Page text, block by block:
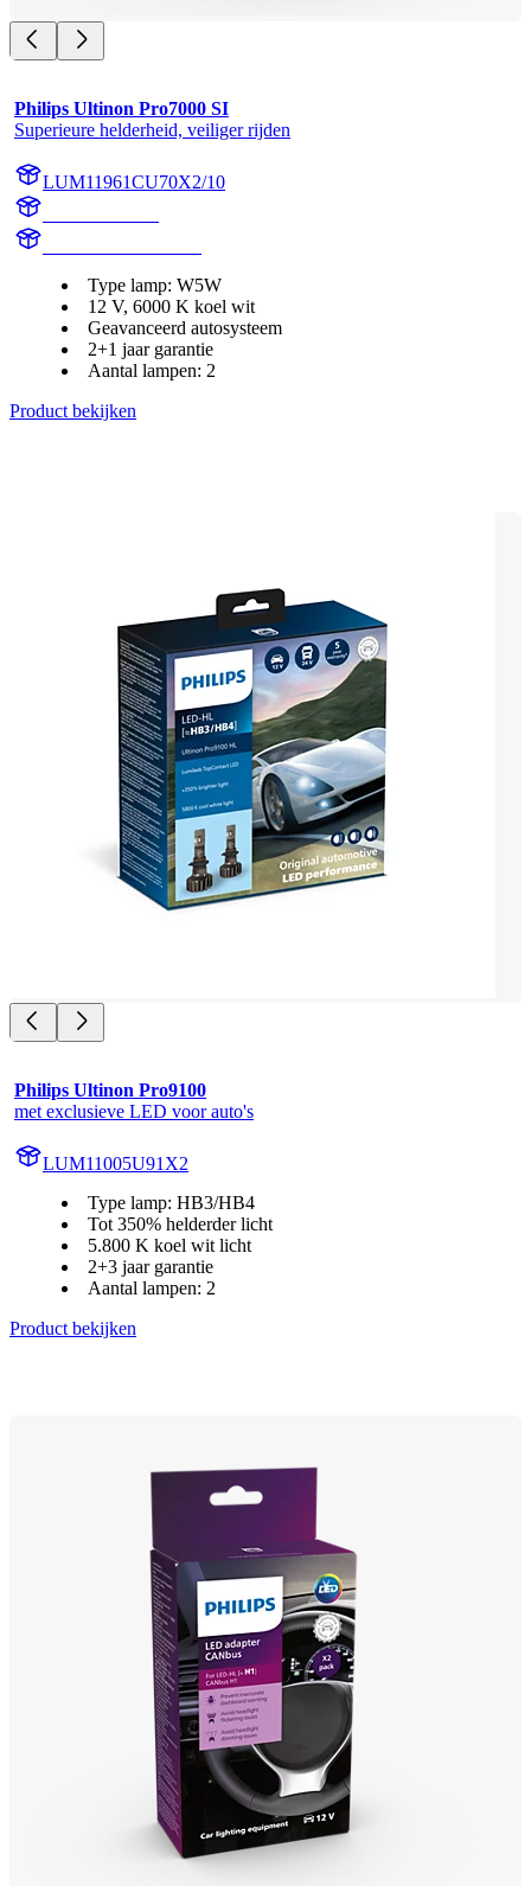
Philips Ultinon Pro7000 SI
Superieure helderheid, veiliger rijden
LUM11961CU70X2/10
Type lamp: W5W
12 V, 6000 K koel wit
Geavanceerd autosysteem
2+1 jaar garantie
Aantal lampen: 2
Product bekijken
Philips Ultinon Pro9100
met exclusieve LED voor auto's
LUM11005U91X2
Type lamp: HB3/HB4
Tot 350% helderder licht
5.800 K koel wit licht
2+3 jaar garantie
Aantal lampen: 2
Product bekijken